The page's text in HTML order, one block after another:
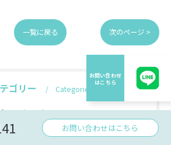
一覧に戻る 次のページ >
ゴリー Categories
てのカテゴリー
フィラリア 投薬 いつまでお問い合わせはこちら